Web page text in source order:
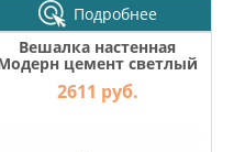
Подробнее
Вешалка настенная
цемент светлый
2611 руб.